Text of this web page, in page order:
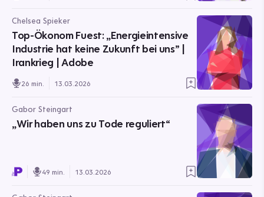
Chelsea Spieker
Top-Ökonom Fuest: „Energieintensive
Industrie hat keine Zukunft bei uns” |
Irankrieg | Adobe
26 min. 13.03.2026
Gabor Steingart
„Wir haben uns zu Tode reguliert“
49 min. 13.03.2026